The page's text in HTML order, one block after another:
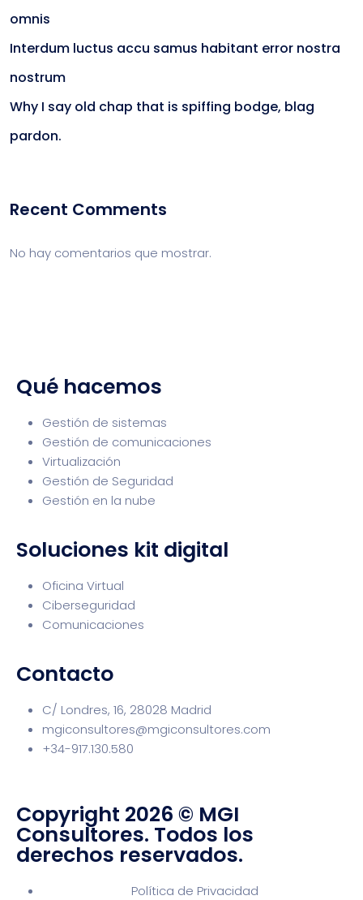
omnis
Interdum luctus accu samus habitant error nostra
nostrum
Why I say old chap that is spiffing bodge, blag
pardon.
Recent Comments
No hay comentarios que mostrar.
Qué hacemos
Gestión de sistemas
Gestión de comunicaciones
Virtualización
Gestión de Seguridad
Gestión en la nube
Soluciones kit digital
Oficina Virtual
Ciberseguridad
Comunicaciones
Contacto
C/ Londres, 16, 28028 Madrid
mgiconsultores@mgiconsultores.com
+34-917.130.580
Copyright 2026 © MGI
Consultores. Todos los
derechos reservados.
Política de Privacidad